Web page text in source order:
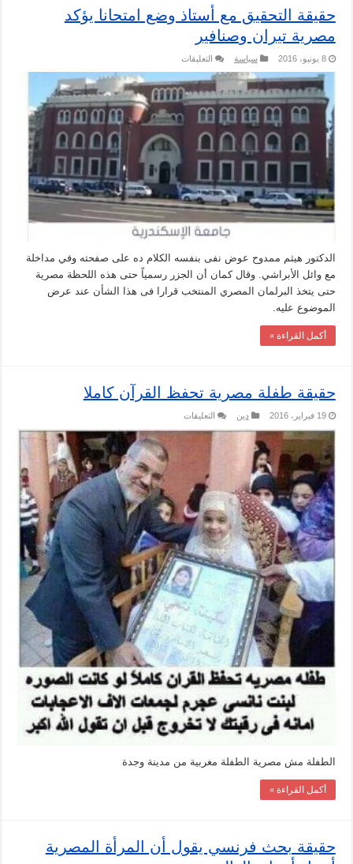
حقيقة التحقيق مع أستاذ وضع امتحانا يؤكد
مصرية تيران وصنافير
8 يونيو، 2016 سياسة التعليقات
التحقيق
مع
أستاذ
وضع
امتحانا
مصرية
تيران
وصنافير
مغلقة
الدكتور هيثم ممدوح عوض نفى بنفسه الكلام ده على صفحته وفي مداخلة
مع وائل الأبراشي. وقال كمان أن الجزر رسمياً حتى هذه اللحظة مصرية
حتى يتخذ البرلمان المصري المنتخب قرارا فى هذا الشأن عند عرض
الموضوع عليه.
أكمل القراءة »
حقيقة طفلة مصرية تحفظ القرآن كاملا
19 فبراير، 2016 دين التعليقات
طفلة
مصرية
تحفظ
القرآن
مغلقة
الطفلة مش مصرية الطفلة مغربية من مدينة وجدة
أكمل القراءة »
حقيقة بحث فرنسي يقول أن المرأة المصرية